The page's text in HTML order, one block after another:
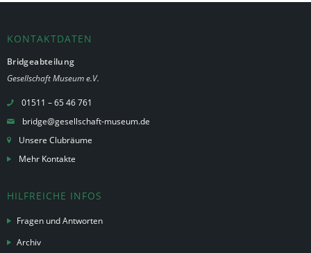
KONTAKTDATEN
Bridgeabteilung
Gesellschaft Museum e.V.
01511 – 65 46 761
bridge@gesellschaft-museum.de
Unsere Clubräume
Mehr Kontakte
HILFREICHE INFOS
Fragen und Antworten
Archiv